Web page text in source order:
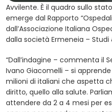
Avvilente. È il quadro sullo
emerge dal Rapporto
dall’Associazione Italiana
dalla società Ermeneia –
“Dall’indagine – commenta il
Ivano Giacomelli – si
milioni di italiani che aspetta
diritto, quello alla salute.
attendere da 2 a 4 mesi per